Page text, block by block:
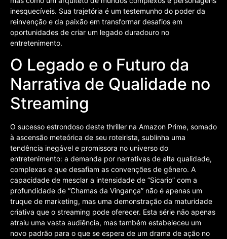
inesquecíveis. Sua trajetória é um testemunho do poder da
reinvenção e da paixão em transformar desafios em
oportunidades de criar um legado duradouro no
entretenimento.
O Legado e o Futuro da
Narrativa de Qualidade no
Streaming
O sucesso estrondoso deste thriller na Amazon Prime, somado
à ascensão meteórica de seu roteirista, sublinha uma
tendência inegável e promissora no universo do
entretenimento: a demanda por narrativas de alta qualidade,
complexas e que desafiam as convenções de gênero. A
capacidade de mesclar a intensidade de “Sicario” com a
profundidade de “Chamas da Vingança” não é apenas um
truque de marketing, mas uma demonstração da maturidade
criativa que o streaming pode oferecer. Esta série não apenas
atraiu uma vasta audiência, mas também estabeleceu um
novo padrão para o que se espera de um drama de ação no